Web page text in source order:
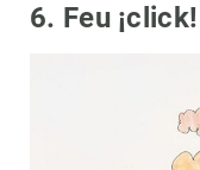
6. Feu ¡click!